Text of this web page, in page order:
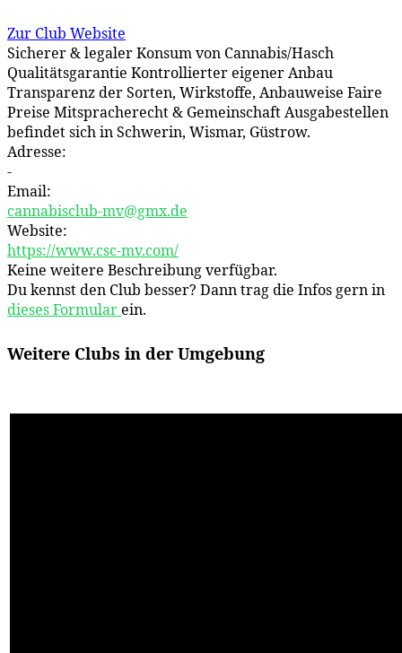
Zur Club Website
Sicherer & legaler Konsum von Cannabis/Hasch
Qualitätsgarantie Kontrollierter eigener Anbau
Transparenz der Sorten, Wirkstoffe, Anbauweise Faire
Preise Mitspracherecht & Gemeinschaft Ausgabestellen
befindet sich in Schwerin, Wismar, Güstrow.
Adresse:
-
Email:
cannabisclub-mv@gmx.de
Website:
https://www.csc-mv.com/
Keine weitere Beschreibung verfügbar.
Du kennst den Club besser? Dann trag die Infos gern in
dieses Formularein.
Weitere Clubs in der Umgebung